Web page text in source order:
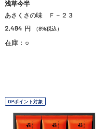
浅草今半
あさくさの味 Ｆ－２３
2,484 円 （8%税込）
在庫：○
OPポイント対象